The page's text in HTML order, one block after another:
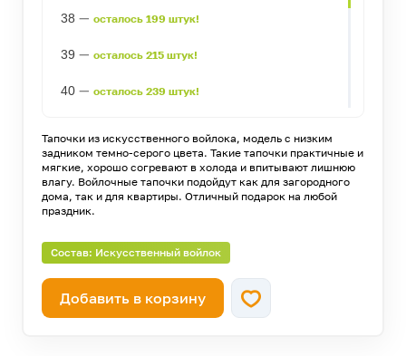
38 — осталось 199 штук!
39 — осталось 215 штук!
40— осталось 239 штук!
42—осталось 528 штук!
43 —осталось 695 штук!
46— осталась 291 штука!
Тапочки из искусственного войлока, модель с низким
задником темно-серого цвета. Такие тапочки практичные и
мягкие, хорошо согревают в холода и впитывают лишнюю
влагу. Войлочные тапочки подойдут как для загородного
дома, так и для квартиры. Отличный подарок на любой
праздник.
Состав: Искусственный войлок
Добавить в корзину